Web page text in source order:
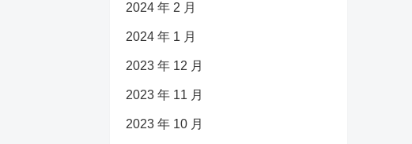
2024 年 2 月
2024 年 1 月
2023 年 12 月
2023 年 11 月
2023 年 10 月